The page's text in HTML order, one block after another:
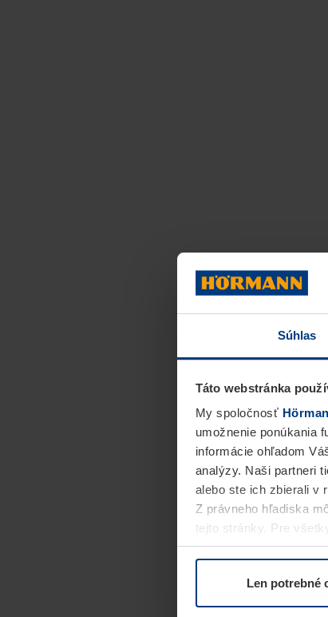
Súhlas
Táto webstránka
My spoločnosť
umožnenie ponúkania
informácie ohľadom
analýzy. Naši partneri
alebo ste ich zbierali v
Z právneho hľadiska
tejto stránky. Pre
alebo odvolať vo
Len potrebné